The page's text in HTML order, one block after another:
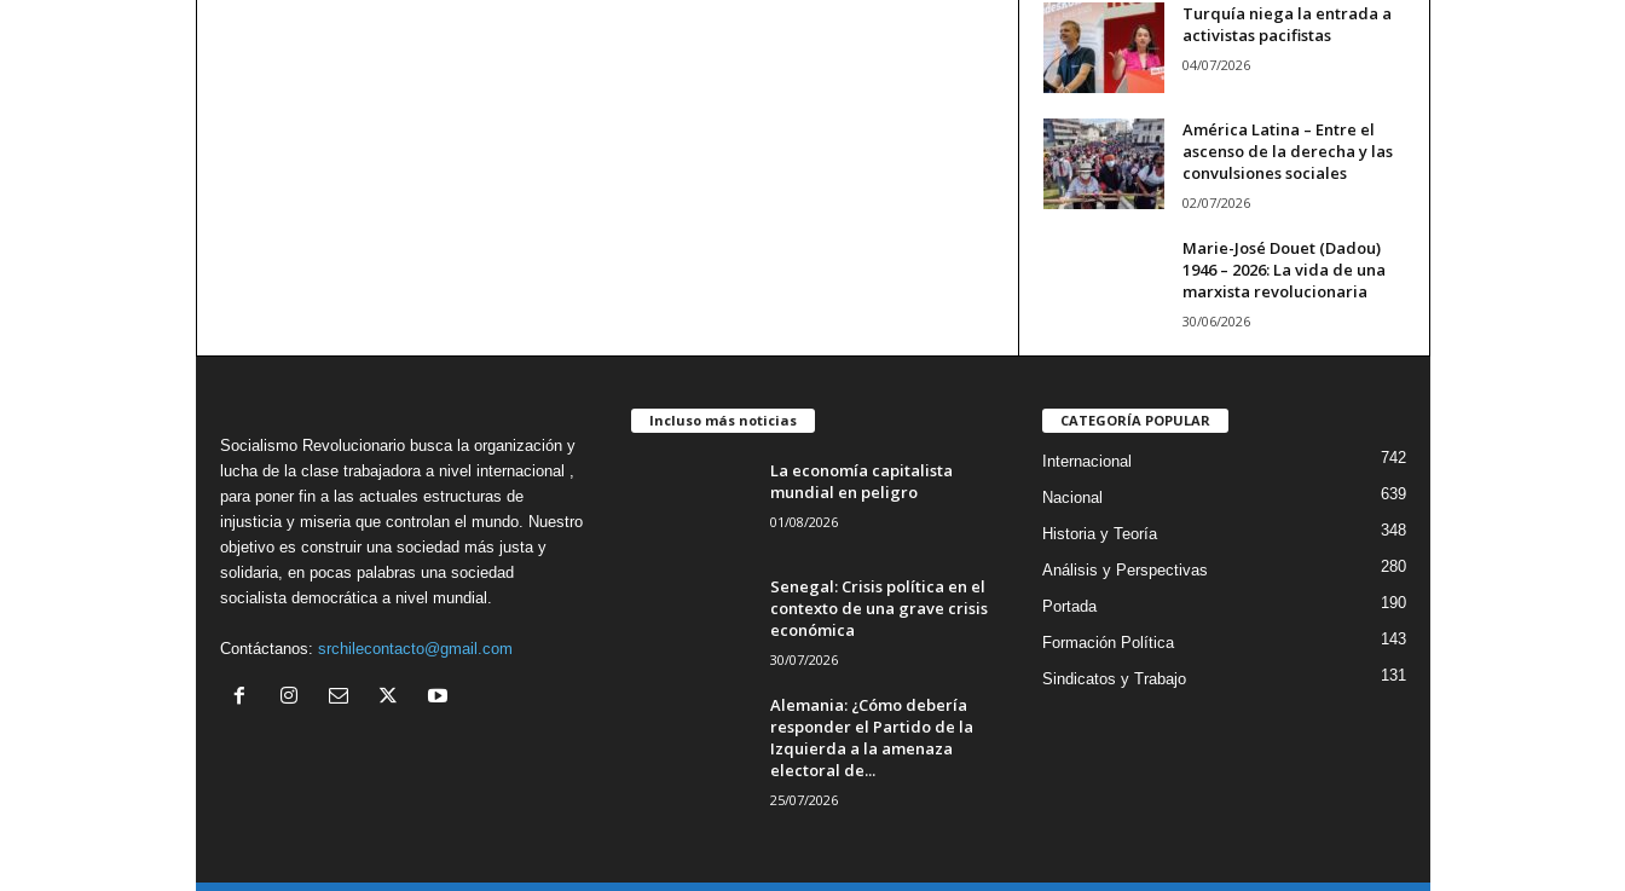
Turquía niega la entrada a
activistas pacifistas
04/07/2026
América Latina – Entre el
ascenso de la derecha y las
convulsiones sociales
02/07/2026
Marie-José Douet (Dadou)
1946 – 2026: La vida de una
marxista revolucionaria
30/06/2026
Socialismo Revolucionario busca la organización y
lucha de la clase trabajadora a nivel internacional ,
para poner fin a las actuales estructuras de
injusticia y miseria que controlan el mundo. Nuestro
objetivo es construir una sociedad más justa y
solidaria, en pocas palabras una sociedad
socialista democrática a nivel mundial.
Contáctanos: srchilecontacto@gmail.com
Incluso más noticias
La economía capitalista
mundial en peligro
01/08/2026
Senegal: Crisis política en el
contexto de una grave crisis
económica
30/07/2026
Alemania: ¿Cómo debería
responder el Partido de la
Izquierda a la amenaza
electoral de...
25/07/2026
CATEGORÍA POPULAR
Internacional 742
Nacional 639
Historia y Teoría 348
Análisis y Perspectivas 280
Portada 190
Formación Política 143
Sindicatos y Trabajo 131